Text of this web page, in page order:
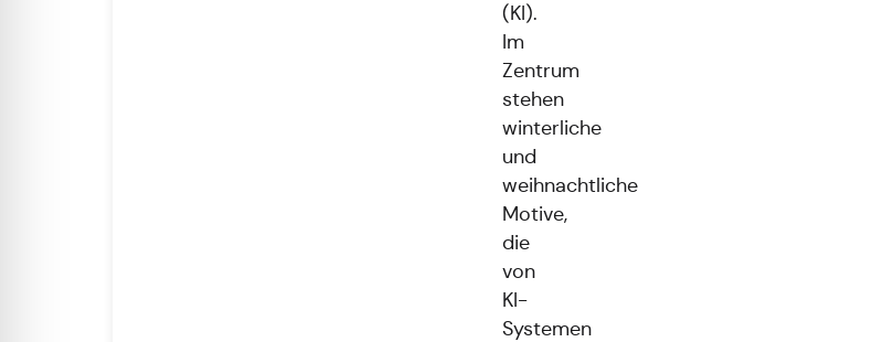
(KI).
Im
Zentrum
stehen
winterliche
und
weihnachtliche
Motive,
die
von
KI-
Systemen